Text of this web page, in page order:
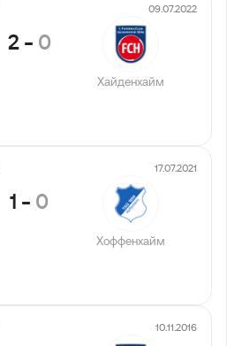
09.07.2022
2 - 0
Хайденхайм
17.07.2021
1 - 0
Хоффенхайм
10.11.2016